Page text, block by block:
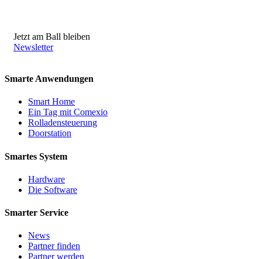
Jetzt am Ball bleiben
Newsletter
Smarte Anwendungen
Smart Home
Ein Tag mit Comexio
Rolladensteuerung
Doorstation
Smartes System
Hardware
Die Software
Smarter Service
News
Partner finden
Partner werden